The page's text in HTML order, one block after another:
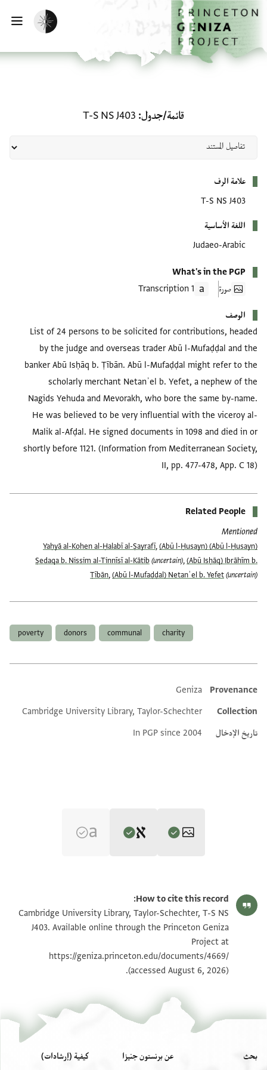
إلى المحتوى الرئيسي
الرئيسية
تفعيل الوضع المظلم
قائمة/جدول T-S NS J403
علامة الرف
T-S NS J403
اللغة الأساسية
Judaeo-Arabic
What's in the PGP
صورة
1 Transcription
الوصف
List of 24 persons to be solicited for contributions, headed
by the judge and overseas trader Abū l-Mufaḍḍal and the
banker Abū Isḥāq b. Ṭībān. Abū l-Mufaḍḍal might refer to the
scholarly merchant Netanʾel b. Yefet, a nephew of the
Nagids Yehuda and Mevorakh, who bore the same by-name.
He was believed to be very influential with the viceroy al-
Malik al-Afḍal. He signed documents in 1098 and died in or
shortly before 1121. (Information from Mediterranean Society,
II, pp. 477-478, App. C 18)
Related People
Mentioned
(Abū l-Ḥusayn) Yaḥyā al-Kohen al-Ḥalabī al-Ṣayrafī
,(Abū l-Ḥusayn)
Ṣedaqa b. Nissim al-Tinnīsī al-Kātib (uncertain),(Abū Isḥāq) Ibrāhīm b.
Ṭībān,(Abū l-Mufaḍḍal) Netanʾel b. Yefet (uncertain)
charity
communal
donors
poverty
Additional metadata
Provenance
Geniza
Collection
Cambridge University Library, Taylor-Schechter
تاريخ الإدخال
In PGP since 2004
Mark R. Cohen's digital edition.
T-S NS J403 1v
تكبير و تدوير
T-S NS J403 recto
מולאי אלשיך אבו אלמפצל חט רח
אלשיך אבו סחק בן טיבאן
וולדה
אלשיך אבו אלחסין אלצירפי
צהרה אלכהן אבו עמראן
אבו יעקוב אלימני
بيان أذونات الصورة
How to cite this record:
Cambridge University Library, Taylor-Schechter, T-S NS
J403. Available online through the Princeton Geniza
Project at
https://geniza.princeton.edu/documents/4669/
(accessed August 6, 2026).
بحث عن برنستون جنيزا كيفية (إرشادات)